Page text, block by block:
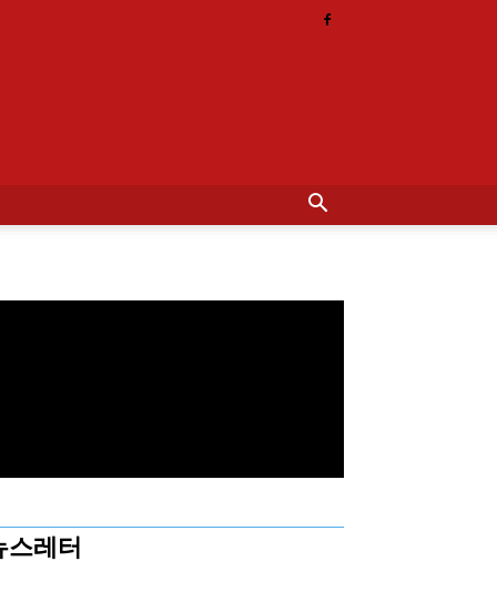
스레터